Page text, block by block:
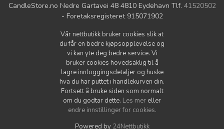
CandleStore.no Nedre Gartavei 48 4810 Eydehavn Tlf. 41520502
- Foretaksregisteret 915071902
Vår nettbutikk bruker cookies slik at
du får en bedre kjøpsopplevelse og
vi kan yte deg bedre service. Vi
bruker cookies hovedsaklig til å
lagre innloggingsdetaljer og huske
hva du har puttet i handlekurven din.
Fortsett å bruke siden som normalt
om du godtar dette. Les mer eller
endre innstillinger for cookies.
Powered by 24Nettbutikk